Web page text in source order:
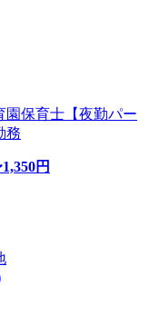
園保育士【夜勤パー
務
1,350円